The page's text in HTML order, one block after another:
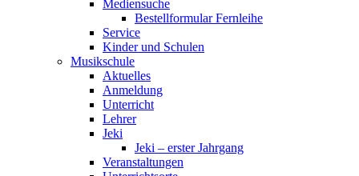
Mediensuche
Bestellformular Fernleihe
Service
Kinder und Schulen
Musikschule
Aktuelles
Anmeldung
Unterricht
Lehrer
Jeki
Jeki – erster Jahrgang
Veranstaltungen